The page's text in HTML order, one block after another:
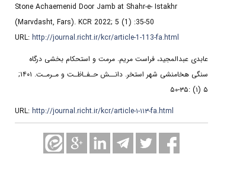
Stone Achaemenid Door Jamb at Shahr-e- Istakhr
(Marvdasht, Fars). KCR 2022; 5 (1) :35-50
URL: http://journal.richt.ir/kcr/article-1-113-fa.html
عابدی عبدالمجید، فراست مریم. مرمت و استحکام بخشی درگاه
سنگی هخامنشی شهر استخر. دانــش حـفـاظـت و مـرمـت. ۱۴۰۱;
۵ (۱) :۳۵-۵۰
URL: http://journal.richt.ir/kcr/article-۱-۱۱۳-fa.html